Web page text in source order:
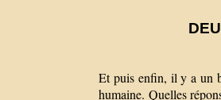
Et puis enfin, il y a un
humaine. Quelles